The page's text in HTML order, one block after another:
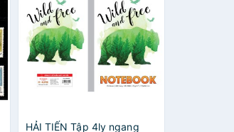
HẢI TIẾN Tập 4ly ngang